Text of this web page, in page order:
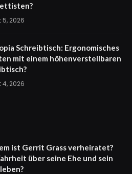
2026
Schreibtisch: Ergonomisches
mit einem höhenverstellbaren
2026
ist Gerrit Grass verheiratet?
über seine Ehe und sein